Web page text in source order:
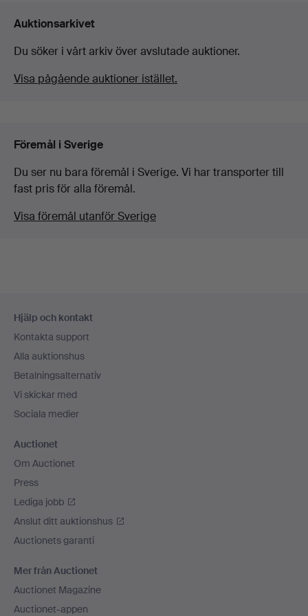
Auktionsarkivet
Du söker i vårt arkiv över avslutade auktioner.
Visa pågående auktioner istället.
Föremål i Sverige
Du ser nu bara föremål i Sverige. Vi har transporter till
fast pris för alla föremål.
Visa föremål utanför Sverige
Hjälp och kontakt
Kontakta support
Alla auktionshus
Betalningsalternativ
Vi skickar med
Sociala medier
Auctionet
Om Auctionet
Press
Lediga jobb
Anslut ditt auktionshus
Auctionets garanti
Mer från Auctionet
Auctionet Magazine
Auctionet-appen